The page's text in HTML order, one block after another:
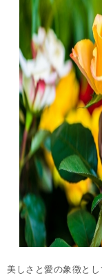
美しさと愛の象徴と